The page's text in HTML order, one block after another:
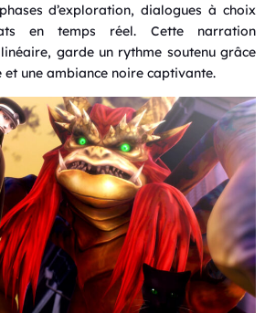
d’exploration, dialogues à choix
en temps réel. Cette narration
garde un rythme soutenu grâce
et une ambiance noire captivante.